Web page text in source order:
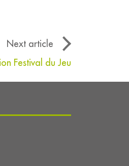
Next article
Festival du Jeu